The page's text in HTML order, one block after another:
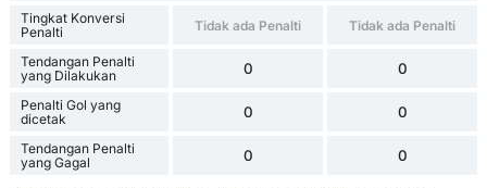
Tingkat Konversi
Penalti
Tidak ada Penalti Tidak ada Penalti
Tendangan Penalti
yang Dilakukan
0 0
Penalti Gol yang
dicetak
0 0
Tendangan Penalti
yang Gagal
0 0